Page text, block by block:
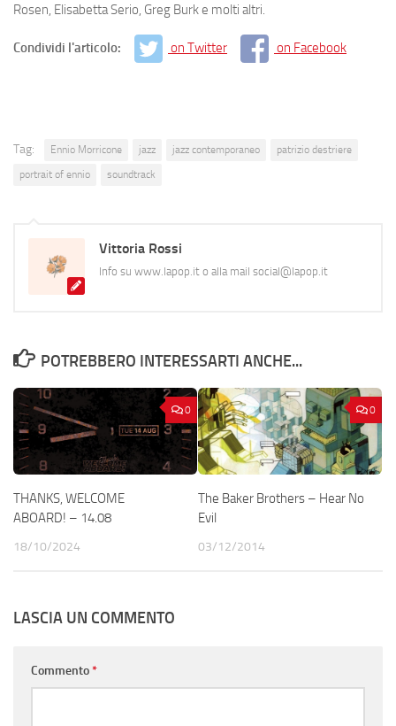
Rosen, Elisabetta Serio, Greg Burk e molti altri.
Condividi l'articolo: on Twitter on Facebook
Tag: Ennio Morricone jazz jazz contemporaneo
patrizio destriere
portrait of ennio
soundtrack
Vittoria Rossi
Info su www.lapop.it o alla mail social@lapop.it
POTREBBERO INTERESSARTI ANCHE...
0
THANKS, WELCOME
ABOARD! – 14.08
18/10/2024
0
The Baker Brothers – Hear No
Evil
03/12/2014
LASCIA UN COMMENTO
Commento*